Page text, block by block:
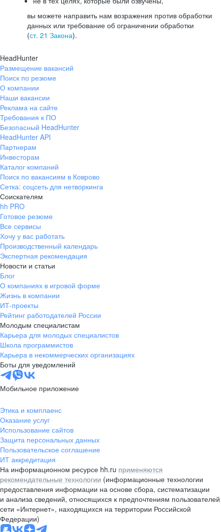
вы можете направить нам возражения против обработки
данных или требование об ограничении обработки
(ст. 21 Закона).
HeadHunter
Размещение вакансий
Поиск по резюме
О компании
Наши вакансии
Реклама на сайте
Требования к ПО
Безопасный HeadHunter
HeadHunter API
Партнерам
Инвесторам
Каталог компаний
Поиск по вакансиям в Коврово
Сетка: соцсеть для нетворкинга
Соискателям
hh PRO
Готовое резюме
Все сервисы
Хочу у вас работать
Производственный календарь
Экспертная рекомендация
Новости и статьи
Блог
О компаниях в игровой форме
Жизнь в компании
ИТ-проекты
Рейтинг работодателей России
Молодым специалистам
Карьера для молодых специалистов
Школа программистов
Карьера в некоммерческих организациях
Боты для уведомлений
Мобильное приложение
Этика и комплаенс
Оказание услуг
Использование сайтов
Защита персональных данных
Пользовательское соглашение
ИТ аккредитация
На информационном ресурсе hh.ru применяются
рекомендательные технологии (информационные технологии
предоставления информации на основе сбора, систематизации
и анализа сведений, относящихся к предпочтениям пользователей
сети «Интернет», находящихся на территории Российской
Федерации)